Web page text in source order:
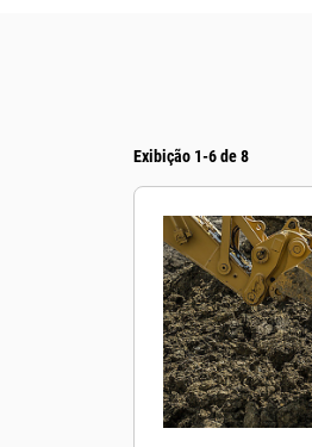
Exibição 1-6 de 8